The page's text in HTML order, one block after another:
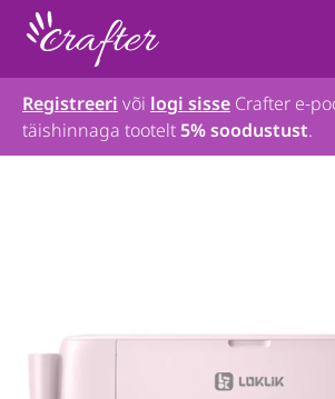
Registreeri või logi sisse Crafter e-
täishinnaga tootelt5% soodustust.